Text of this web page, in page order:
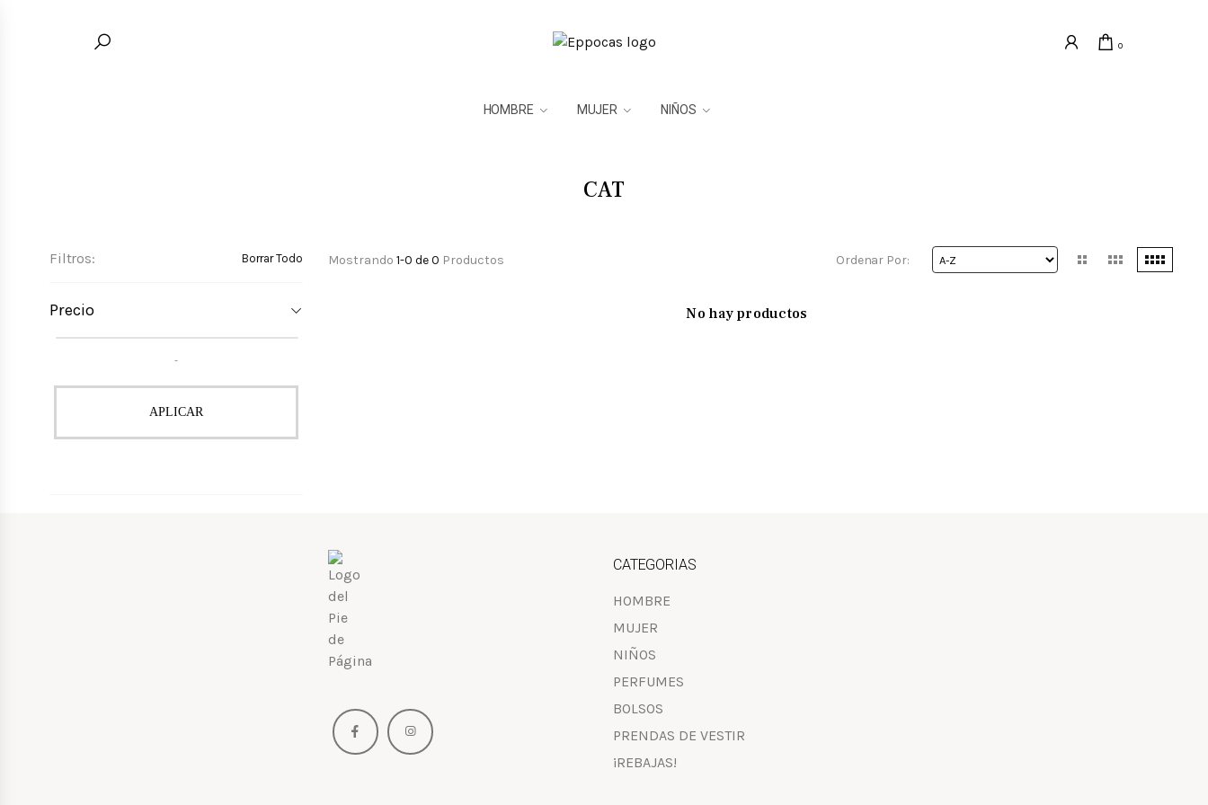
0
HOMBRE MUJER NIÑOS
CAT
Mostrando 1-0 de 0 Productos Ordenar Por:
No hay productos
Filtros: Borrar Todo
Precio
-
APLICAR
CATEGORIAS
HOMBRE
MUJER
NIÑOS
PERFUMES
BOLSOS
PRENDAS DE VESTIR
¡REBAJAS!